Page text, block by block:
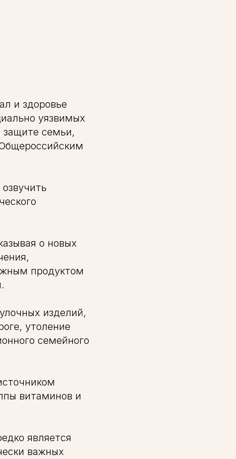
и здоровье
уязвимых
семьи,
о новых
продуктом
изделий,
утоление
семейного
витаминов и
является
важных